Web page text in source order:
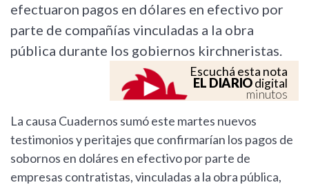
efectuaron pagos en dólares en efectivo por
parte de compañías vinculadas a la obra
pública durante los gobiernos kirchneristas.
Escuchá esta nota
EL DIARIOdigital
minutos
La causa Cuadernos sumó este martes nuevos
testimonios y peritajes que confirmarían los pagos de
sobornos en doláres en efectivo por parte de
empresas contratistas, vinculadas a la obra pública,